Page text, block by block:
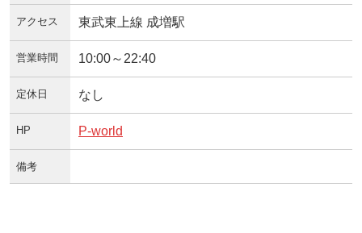
アクセス 東武東上線 成増駅
営業時間 10:00～22:40
定休日 なし
HP P-world
備考